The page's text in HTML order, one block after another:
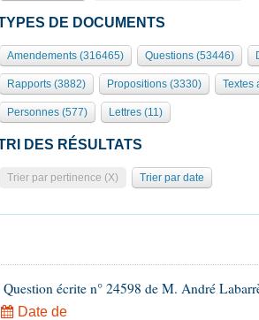
DE DOCUMENTS
Amendements (316465) Questions (53446)
Rapports (3882) Propositions (3330) Textes
Personnes (577) Lettres (11)
DES RÉSULTATS
Trier par pertinence (X) Trier par date
Question écrite n° 24598 de M. André
Date de